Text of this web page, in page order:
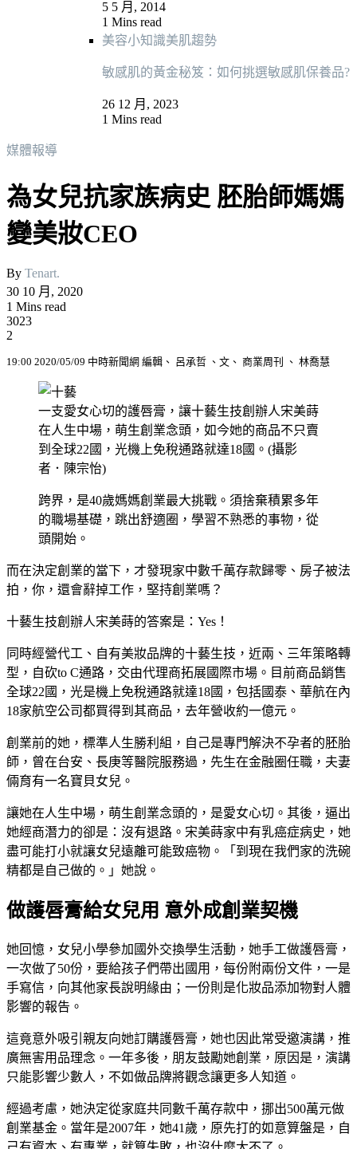
5 5 月, 2014
1 Mins read
美容小知識美肌趨勢
敏感肌的黃金秘笈：如何挑選敏感肌保養品?
26 12 月, 2023
1 Mins read
媒體報導
為女兒抗家族病史 胚胎師媽媽
變美妝CEO
By Tenart.
30 10 月, 2020
1 Mins read
3023
2
19:00 2020/05/09 中時新聞網 編輯、 呂承哲 、文、 商業周刊 、 林喬慧
一支愛女心切的護唇膏，讓十藝生技創辦人宋美蒔
在人生中場，萌生創業念頭，如今她的商品不只賣
到全球22國，光機上免稅通路就達18國。(攝影
者．陳宗怡)
跨界，是40歲媽媽創業最大挑戰。須捨棄積累多年
的職場基礎，跳出舒適圈，學習不熟悉的事物，從
頭開始。
而在決定創業的當下，才發現家中數千萬存款歸零、房子被法
拍，你，還會辭掉工作，堅持創業嗎？
十藝生技創辦人宋美蒔的答案是：Yes！
同時經營代工、自有美妝品牌的十藝生技，近兩、三年策略轉
型，自砍to C通路，交由代理商拓展國際市場。目前商品銷售
全球22國，光是機上免稅通路就達18國，包括國泰、華航在內
18家航空公司都買得到其商品，去年營收約一億元。
創業前的她，標準人生勝利組，自己是專門解決不孕者的胚胎
師，曾在台安、長庚等醫院服務過，先生在金融圈任職，夫妻
倆育有一名寶貝女兒。
讓她在人生中場，萌生創業念頭的，是愛女心切。其後，逼出
她經商潛力的卻是：沒有退路。宋美蒔家中有乳癌症病史，她
盡可能打小就讓女兒遠離可能致癌物。「到現在我們家的洗碗
精都是自己做的。」她說。
做護唇膏給女兒用 意外成創業契機
她回憶，女兒小學參加國外交換學生活動，她手工做護唇膏，
一次做了50份，要給孩子們帶出國用，每份附兩份文件，一是
手寫信，向其他家長說明緣由；一份則是化妝品添加物對人體
影響的報告。
這竟意外吸引親友向她訂購護唇膏，她也因此常受邀演講，推
廣無害用品理念。一年多後，朋友鼓勵她創業，原因是，演講
只能影響少數人，不如做品牌將觀念讓更多人知道。
經過考慮，她決定從家庭共同數千萬存款中，挪出500萬元做
創業基金。當年是2007年，她41歲，原先打的如意算盤是，自